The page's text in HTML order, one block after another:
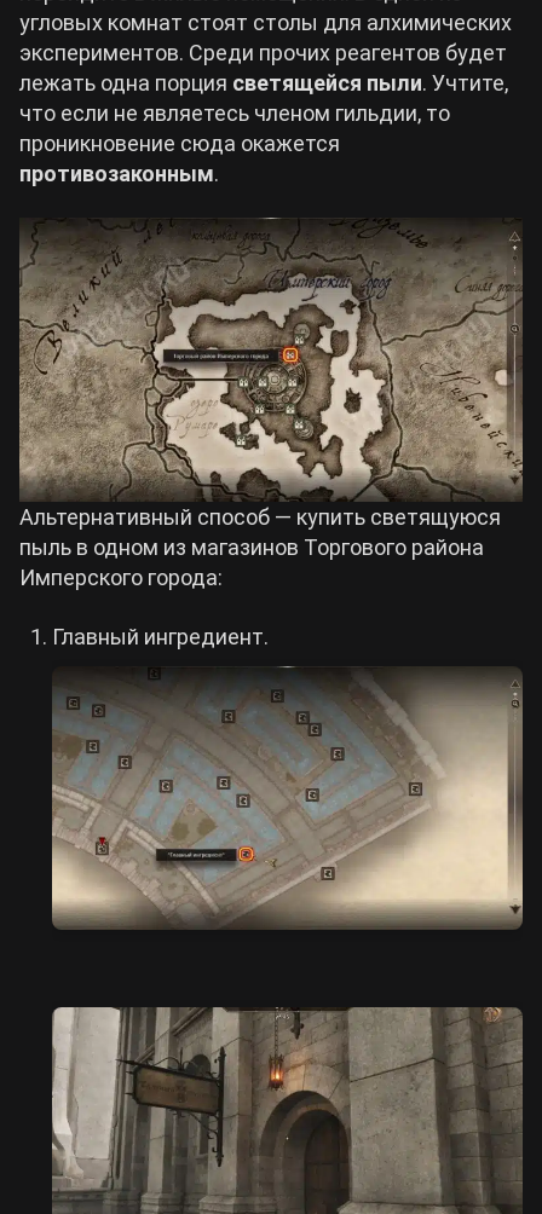
угловых комнат стоят столы для алхимических
экспериментов. Среди прочих реагентов будет
лежать одна порция светящейся пыли. Учтите,
что если не являетесь членом гильдии, то
проникновение сюда окажется
противозаконным.
Альтернативный способ — купить светящуюся
пыль в одном из магазинов Торгового района
Имперского города:
Главный ингредиент.